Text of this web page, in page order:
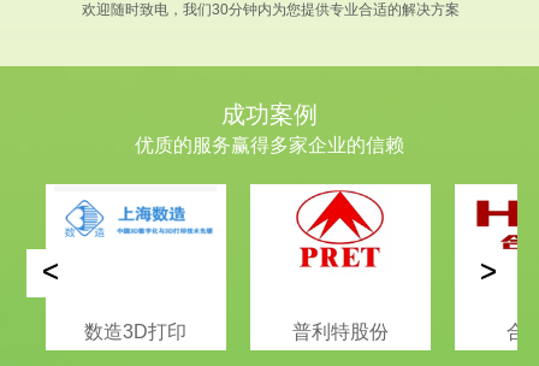
欢迎随时致电，我们30分钟内为您提供专业合适的解决方案
成功案例
优质的服务赢得多家企业的信赖
数造3D打印 普利特股份 合
< >